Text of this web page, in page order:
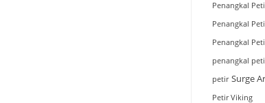
Penangkal
Penangkal
Penangkal
penangkal
petir Surge
Petir Viking